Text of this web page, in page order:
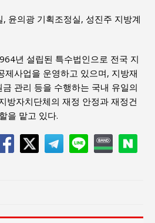
윤의광 기획조정실, 성진주 지방계
년 설립된 특수법인으로 전국 지
제사업을 운영하고 있으며, 지방재
관리 등을 수행하는 국내 유일의
방자치단체의 재정 안정과 재정건
을 맡고 있다.